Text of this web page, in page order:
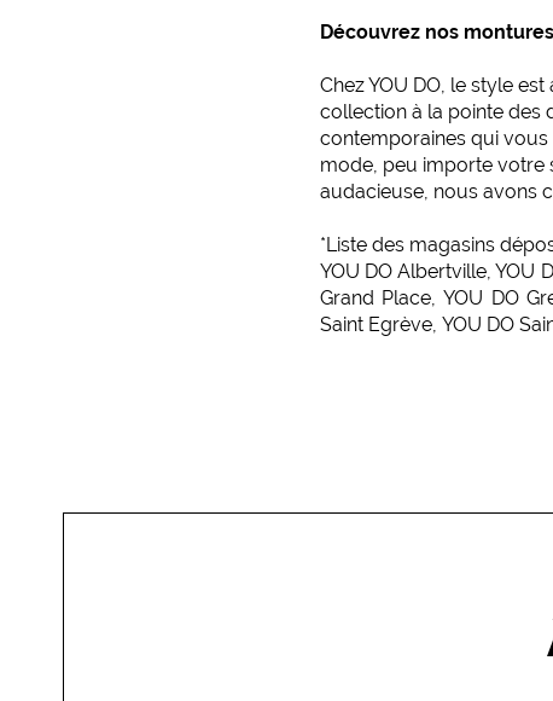
Découvrez nos montures
Chez YOU DO, le style
collection à la pointe des
contemporaines qui vous
mode, peu importe votre
audacieuse, nous avons
*Liste des magasins
YOU DO Albertville,YOU
Grand Place,YOU DO
Saint Egrève, YOU DO